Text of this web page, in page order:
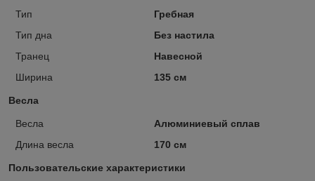
Тип
Гребная
Тип дна
Без настила
Транец
Навесной
Ширина
135 см
Весла
Весла
Алюминиевый сплав
Длина весла
170 см
Пользовательские характеристики